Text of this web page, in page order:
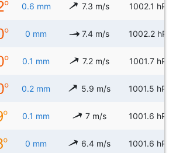
0.6 mm 7.3 m/s 1002.1 hPa
0 mm 7.4 m/s 1002.2 hPa
0.1 mm 7.2 m/s 1001.7 hPa
0.2 mm 5.9 m/s 1001.5 hPa
0.1 mm 7 m/s 1001.6 hPa
0 mm 6.4 m/s 1001.6 hPa